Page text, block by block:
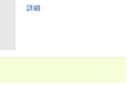
詳細